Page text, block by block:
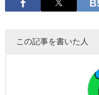
この記事を書いた人